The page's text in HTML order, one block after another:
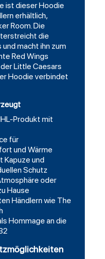
ist dieser Hoodie
erhältlich,
Room. Die
die
macht ihn zum
Red Wings
Little Caesars
Hoodie verbindet
Produkt mit
für
und Wärme
Kapuze und
Schutz
oder
Hause
Händlern wie The
Hommage an die